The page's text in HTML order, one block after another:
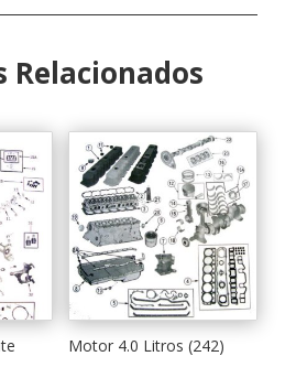
Relacionados
Motor 4.0 Litros (242)